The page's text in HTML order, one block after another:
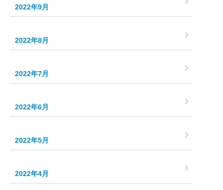
2022年9月
2022年8月
2022年7月
2022年6月
2022年5月
2022年4月